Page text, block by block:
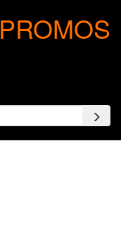
PROMOS